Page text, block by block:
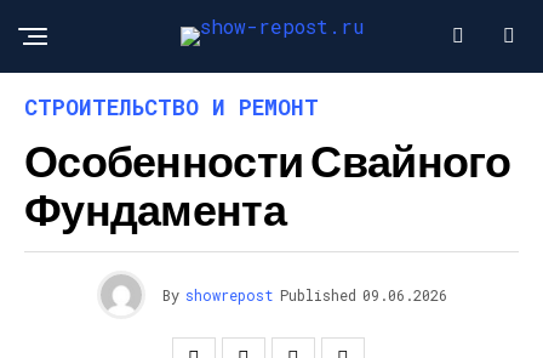
СТРОИТЕЛЬСТВО И РЕМОНТ
Особенности Свайного
Фундамента
By showrepost Published 09.06.2026